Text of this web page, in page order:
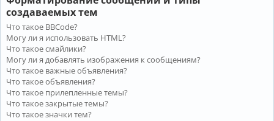
создаваемых тем
Что такое BBCode?
Могу ли я использовать HTML?
Что такое смайлики?
Могу ли я добавлять изображения к сообщениям?
Что такое важные объявления?
Что такое объявления?
Что такое прилепленные темы?
Что такое закрытые темы?
Что такое значки тем?